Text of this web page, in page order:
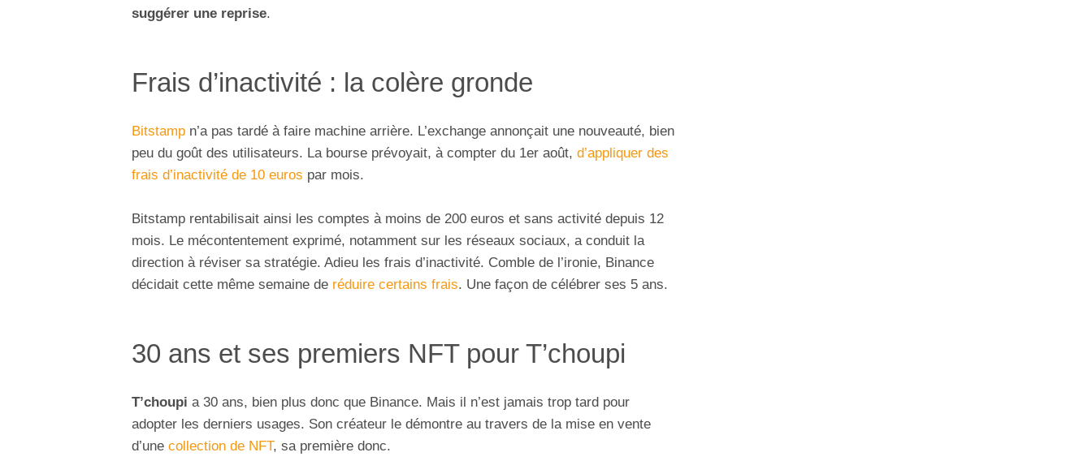
suggérer une reprise.
Frais d’inactivité : la colère gronde
Bitstamp n’a pas tardé à faire machine arrière. L’exchange annonçait une nouveauté, bien
peu du goût des utilisateurs. La bourse prévoyait, à compter du 1er août, d’appliquer des
frais d’inactivité de 10 euros par mois.
Bitstamp rentabilisait ainsi les comptes à moins de 200 euros et sans activité depuis 12
mois. Le mécontentement exprimé, notamment sur les réseaux sociaux, a conduit la
direction à réviser sa stratégie. Adieu les frais d’inactivité. Comble de l’ironie, Binance
décidait cette même semaine de réduire certains frais. Une façon de célébrer ses 5 ans.
30 ans et ses premiers NFT pour T’choupi
T’choupi a 30 ans, bien plus donc que Binance. Mais il n’est jamais trop tard pour
adopter les derniers usages. Son créateur le démontre au travers de la mise en vente
d’une collection de NFT, sa première donc.